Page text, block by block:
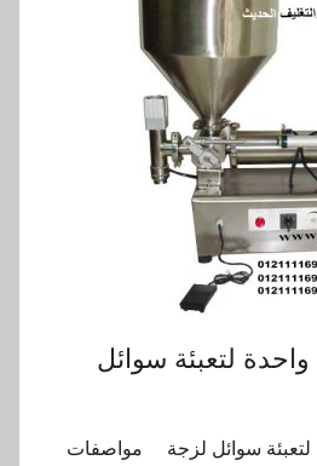
لتعبئة سوائل
لتعبئة سوائل لزجة مواصفات